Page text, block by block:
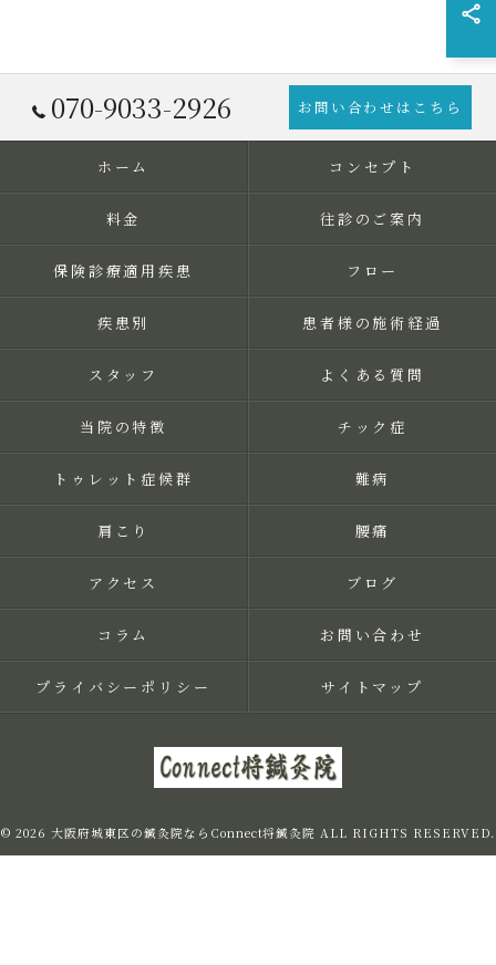
070-9033-2926 お問い合わせはこちら
ホーム コンセプト
料金 往診のご案内
保険診療適用疾患 フロー
疾患別 患者様の施術経過
スタッフ よくある質問
当院の特徴 チック症
トゥレット症候群 難病
肩こり 腰痛
アクセス ブログ
コラム お問い合わせ
プライバシーポリシー サイトマップ
© 2026 大阪府城東区の鍼灸院ならConnect将鍼灸院 ALL RIGHTS RESERVED.